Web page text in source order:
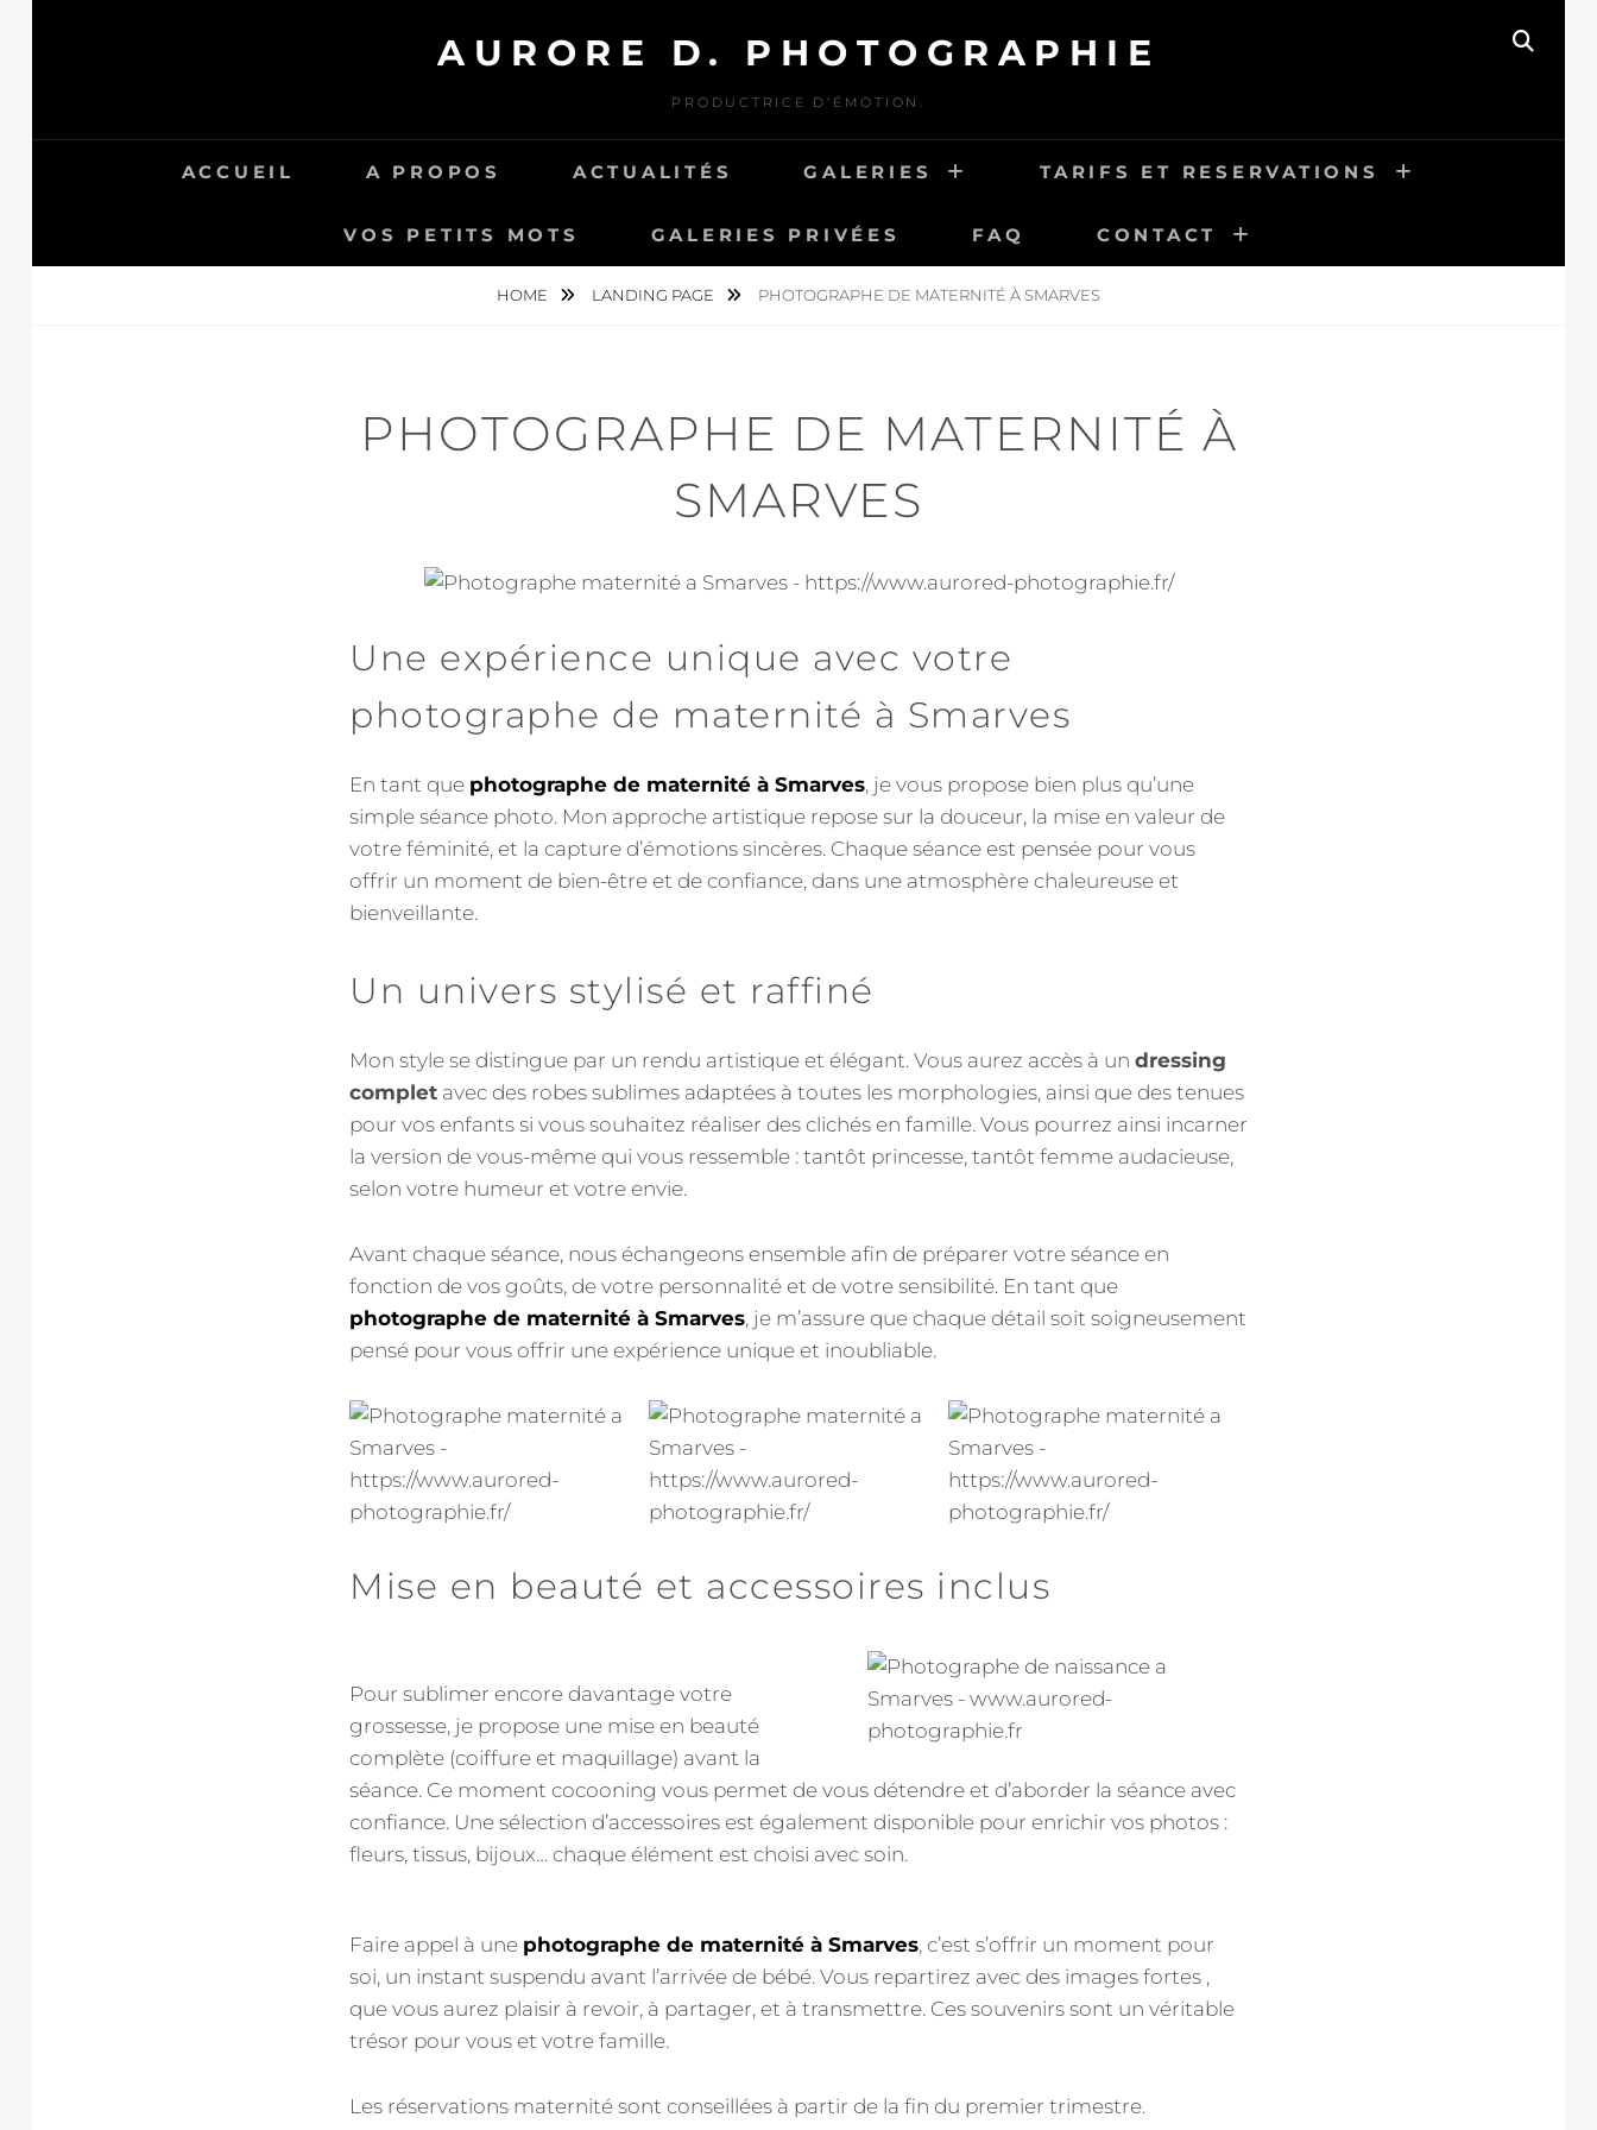
AURORE D. PHOTOGRAPHIE
PRODUCTRICE D'ÉMOTION.
ACCUEIL A PROPOS ACTUALITÉS GALERIES TARIFS ET RESERVATIONS
VOS PETITS MOTS GALERIES PRIVÉES FAQ CONTACT
HOME LANDING PAGE PHOTOGRAPHE DE MATERNITÉ À SMARVES
PHOTOGRAPHE DE MATERNITÉ À
SMARVES
Une expérience unique avec votre
photographe de maternité à Smarves
En tant que photographe de maternité à Smarves, je vous propose bien plus qu’une
simple séance photo. Mon approche artistique repose sur la douceur, la mise en valeur de
votre féminité, et la capture d’émotions sincères. Chaque séance est pensée pour vous
offrir un moment de bien-être et de confiance, dans une atmosphère chaleureuse et
bienveillante.
Un univers stylisé et raffiné
Mon style se distingue par un rendu artistique et élégant. Vous aurez accès à un dressing
complet avec des robes sublimes adaptées à toutes les morphologies, ainsi que des tenues
pour vos enfants si vous souhaitez réaliser des clichés en famille. Vous pourrez ainsi incarner
la version de vous-même qui vous ressemble : tantôt princesse, tantôt femme audacieuse,
selon votre humeur et votre envie.
Avant chaque séance, nous échangeons ensemble afin de préparer votre séance en
fonction de vos goûts, de votre personnalité et de votre sensibilité. En tant que
photographe de maternité à Smarves, je m’assure que chaque détail soit soigneusement
pensé pour vous offrir une expérience unique et inoubliable.
Mise en beauté et accessoires inclus
Pour sublimer encore davantage votre
grossesse, je propose une mise en beauté
complète (coiffure et maquillage) avant la
séance. Ce moment cocooning vous permet de vous détendre et d’aborder la séance avec
confiance. Une sélection d’accessoires est également disponible pour enrichir vos photos :
fleurs, tissus, bijoux… chaque élément est choisi avec soin.
Faire appel à une photographe de maternité à Smarves, c’est s’offrir un moment pour
soi, un instant suspendu avant l’arrivée de bébé. Vous repartirez avec des images fortes ,
que vous aurez plaisir à revoir, à partager, et à transmettre. Ces souvenirs sont un véritable
trésor pour vous et votre famille.
Les réservations maternité sont conseillées à partir de la fin du premier trimestre.